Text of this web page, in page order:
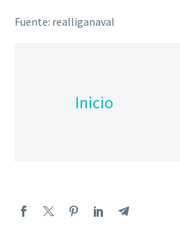
Fuente: realliganaval
Inicio